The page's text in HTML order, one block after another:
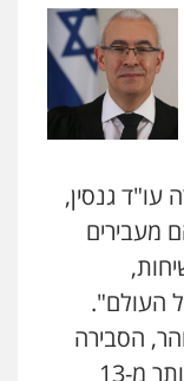
עו"ד גנסין,
מעבירים
העולם".
הסבירה
עו"ד גיסין. "בשבוע שעבר מצאנו יותר מ-13